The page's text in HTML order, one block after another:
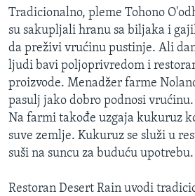
Tradicionalno, pleme Tohono
su sakupljali hranu sa biljaka i
da preživi vrućinu pustinje. Ali
ljudi bavi poljoprivredom i
proizvode. Menadžer farme
pasulj jako dobro podnosi vrućinu.
Na farmi takođe uzgaja kukuruz
suve zemlje. Kukuruz se služi u
suši na suncu za buduću upotrebu.
Restoran Desert Rain uvodi